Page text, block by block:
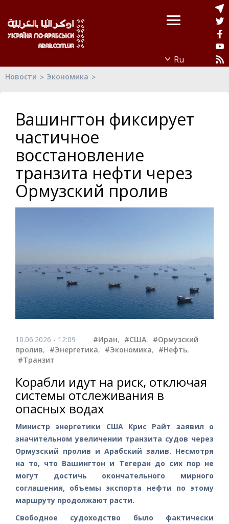
Новости Экономика
Вашингтон фиксирует
частичное
восстановление
транзита нефти через
Ормузский пролив
10.06.2026 - 12:09 #Иран, #США, #Ормузский
пролив, #Энергетика, #Экономика, #Нефть,
#Транзит
Корабли идут на риск, отключая
системы отслеживания в
опасных водах
Министр энергетики США Крис Райт заявил о
значительном увеличении транзита судов через
Ормузский пролив и Арабский залив. Несмотря
на то, что Вашингтон и Тегеран до сих пор не
могут достичь окончательного мирного
соглашения, объемы экспорта нефти по этому
маршруту продолжают расти.
Свободное судоходство было фактически